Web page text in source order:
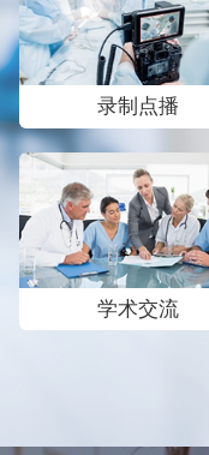
录制点播
学术交流